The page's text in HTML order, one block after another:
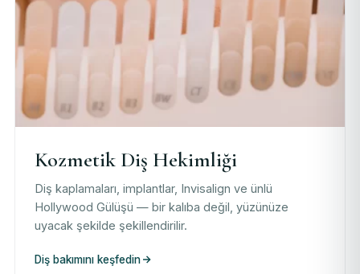
Kozmetik Diş Hekimliği
Diş kaplamaları, implantlar, Invisalign ve ünlü
Hollywood Gülüşü — bir kalıba değil, yüzünüze
uyacak şekilde şekillendirilir.
Diş bakımını keşfedin